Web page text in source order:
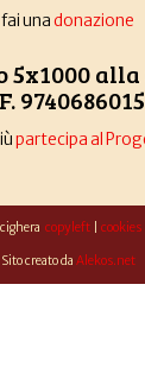
fai unadonazione
5x1000
partecipa al
copyleft| cookies|
Sito creato da Alekos.net